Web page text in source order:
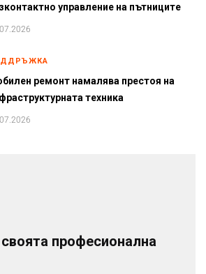
управление на пътниците
ремонт намалява престоя на
техника
професионална